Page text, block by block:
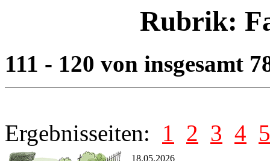
Rubrik:
111 - 120 von insgesamt
Ergebnisseiten: 1 2 3 4 5
18.05.2026